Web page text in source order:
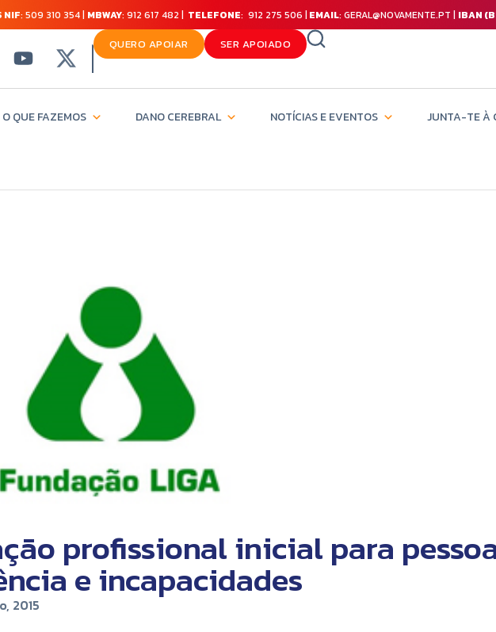
NIF: 509 310 354 | MBWAY: 912 617 482 | TELEFONE: 912 275 506 | EMAIL: GERAL@NOVAMENTE.PT | IBAN
QUERO APOIAR SER APOIADO
O QUE FAZEMOS DANO CEREBRAL NOTÍCIAS E EVENTOS JUNTA-TE À
profissional inicial para
e incapacidades
2015